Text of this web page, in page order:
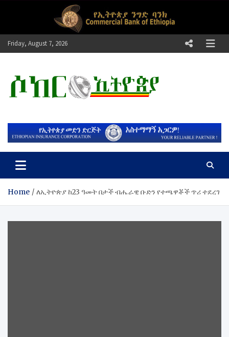
Friday, August 7, 2026
ሶከር ኢትዮጵያ
Home ለኢትዮጵያ ከ23 ዓመት በታች ብሔራዊ ቡድን የተጫዋቾች ጥሪ ተደረገ